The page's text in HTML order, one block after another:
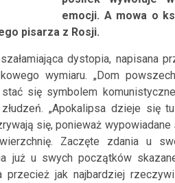
emocji. A mowa o
pisarza z Rosji.
dystopia,
wymiaru. „Dom
się symbolem
„Apokalipsa dzieje się
się, ponieważ
Zaczęte zdania u
już u swych początków
przecież jak najbardziej